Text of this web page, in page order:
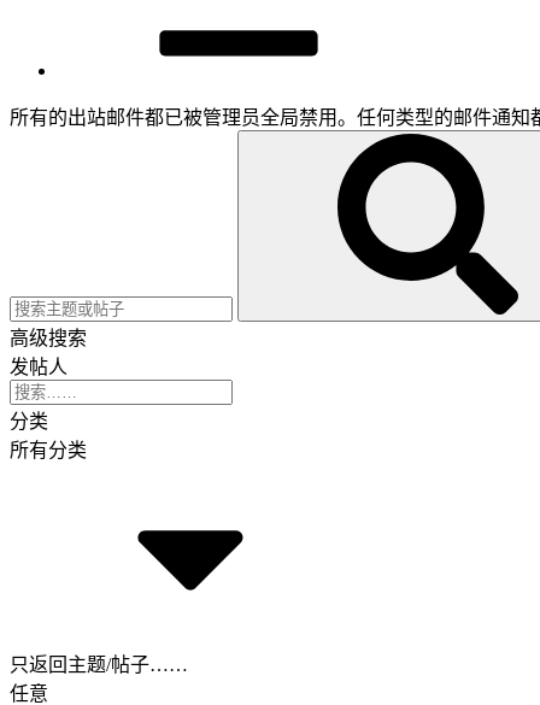
所有的出站邮件都已被管理员全局禁用。任何类型的邮件通知
高级搜索
发帖人
分类
所有分类
只返回主题/帖子……
任意